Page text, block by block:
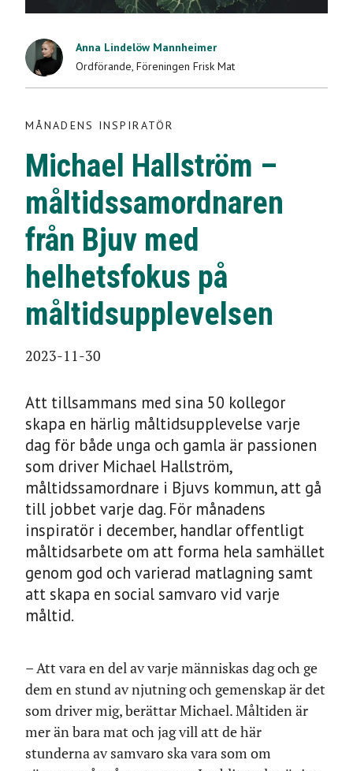
Michael Hallström –
måltidssamordnaren
från Bjuv med
helhetsfokus på
måltidsupplevelsen
2023-11-30
Anna Lindelöw Mannheimer
Ordförande, Föreningen Frisk Mat
MÅNADENS INSPIRATÖR
Michael Hallström –
måltidssamordnaren
från Bjuv med
helhetsfokus på
måltidsupplevelsen
2023-11-30
Att tillsammans med sina 50 kollegor
skapa en härlig måltidsupplevelse varje
dag för både unga och gamla är passionen
som driver Michael Hallström,
måltidssamordnare i Bjuvs kommun, att gå
till jobbet varje dag. För månadens
inspiratör i december, handlar offentligt
måltidsarbete om att forma hela samhället
genom god och varierad matlagning samt
att skapa en social samvaro vid varje
måltid.
– Att vara en del av varje människas dag och ge
dem en stund av njutning och gemenskap är det
som driver mig, berättar Michael. Måltiden är
mer än bara mat och jag vill att de här
stunderna av samvaro ska vara som om